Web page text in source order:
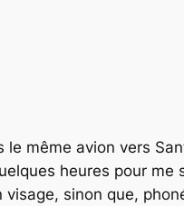
même avion vers
heures pour
sinon que,